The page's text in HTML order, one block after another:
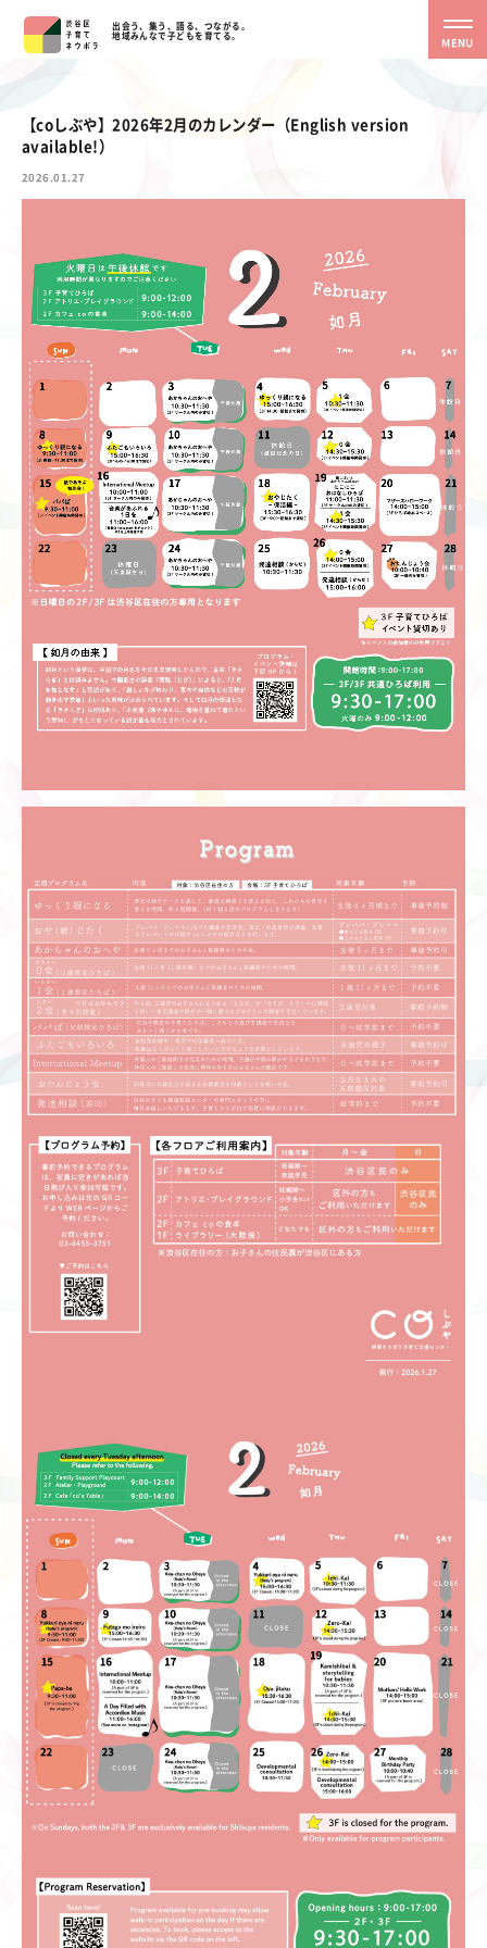
出会う、集う、語る、つながる。
地域みんなで子どもを育てる。
MENU
【coしぶや】2026年2月のカレンダー（English version
available!）
2026.01.27